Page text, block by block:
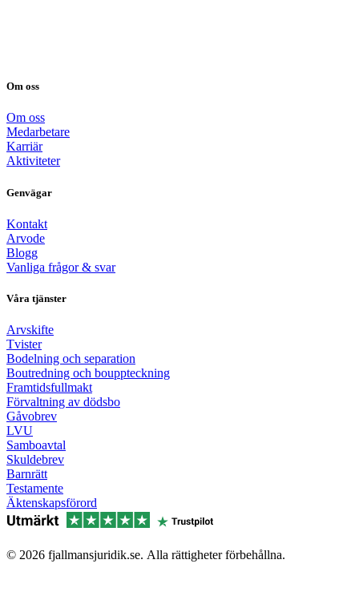
Om oss
Om oss
Medarbetare
Karriär
Aktiviteter
Genvägar
Kontakt
Arvode
Blogg
Vanliga frågor & svar
Våra tjänster
Arvskifte
Tvister
Bodelning och separation
Boutredning och bouppteckning
Framtidsfullmakt
Förvaltning av dödsbo
Gåvobrev
LVU
Samboavtal
Skuldebrev
Barnrätt
Testamente
Äktenskapsförord
© 2026 fjallmansjuridik.se. Alla rättigheter förbehållna.